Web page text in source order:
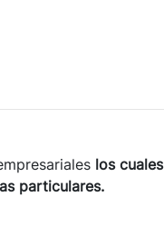
los cuales
particulares.